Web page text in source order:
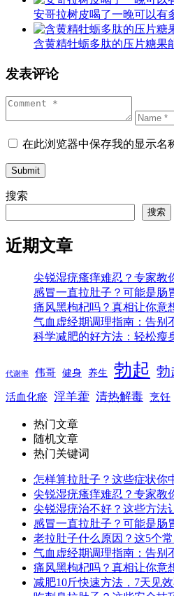
安哥拉树皮喝了一晚可以有
含黄精牡蛎多肽的压片糖果
发表评论
在此浏览器中保存我的显示名
Submit
搜索
搜索
近期文章
尖锐湿疣瘙痒难忍？专家教
感冒一直拉肚子？可能是肠
痛风黑枸杞吗？真相让你意
气血虚经期调理指南：告别
科学减肥的好方法：轻松瘦
代谢率 伟哥 健身 养生 勃起 勃
活血化瘀 淫羊藿 清热解毒 烹饪
热门文章
随机文章
热门关键词
怎样算拉肚子？这些症状你
尖锐湿疣瘙痒难忍？专家教
尖锐湿疣治不好？这些方法
感冒一直拉肚子？可能是肠
老拉肚子什么原因？这5个
气血虚经期调理指南：告别
痛风黑枸杞吗？真相让你意
减肥10斤快速方法，7天见效